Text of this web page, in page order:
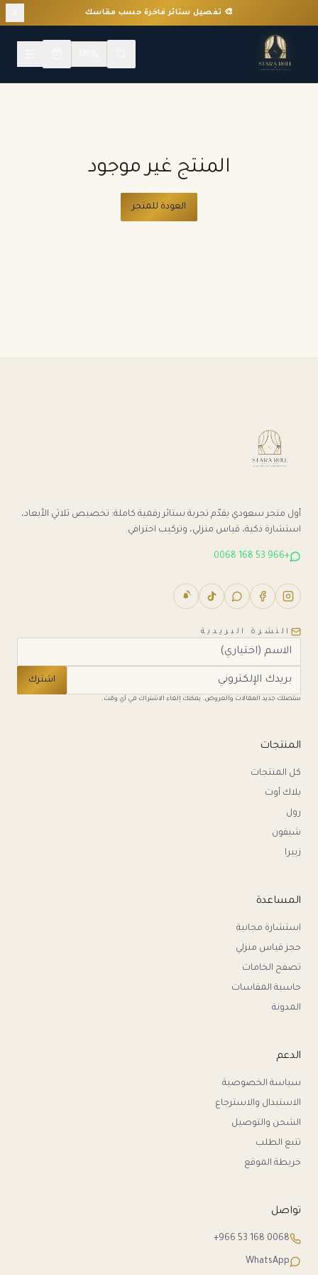
🎨 تفصيل ستائر فاخرة حسب مقاسك
المنتج غير موجود
العودة للمتجر
أول متجر سعودي يقدّم تجربة ستائر رقمية كاملة: تخصيص ثلاثي الأبعاد،
استشارة ذكية، قياس منزلي، وتركيب احترافي.
+966 53 168 0068
النشرة البريدية
اشترك
ستصلك جديد المقالات والعروض. يمكنك إلغاء الاشتراك في أي وقت.
المنتجات
كل المنتجات
بلاك آوت
رول
شيفون
زيبرا
المساعدة
استشارة مجانية
حجز قياس منزلي
تصفح الخامات
حاسبة المقاسات
المدونة
الدعم
سياسة الخصوصية
الاستبدال والاسترجاع
الشحن والتوصيل
تتبع الطلب
خريطة الموقع
تواصل
+966 53 168 0068
WhatsApp